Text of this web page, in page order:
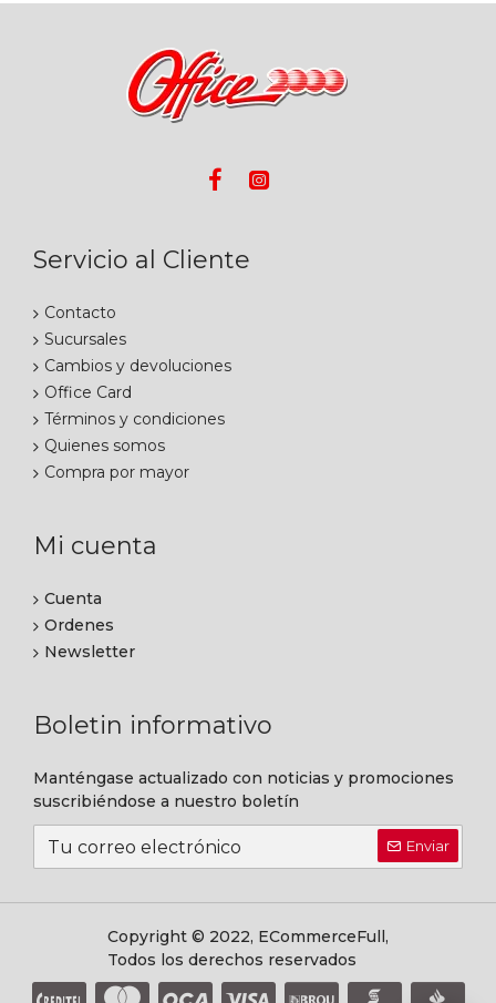
Servicio al Cliente
Contacto
Sucursales
Cambios y devoluciones
Office Card
Términos y condiciones
Quienes somos
Compra por mayor
Mi cuenta
Cuenta
Ordenes
Newsletter
Boletin informativo
Manténgase actualizado con noticias y promociones
suscribiéndose a nuestro boletín
Enviar
Copyright © 2022, ECommerceFull,
Todos los derechos reservados